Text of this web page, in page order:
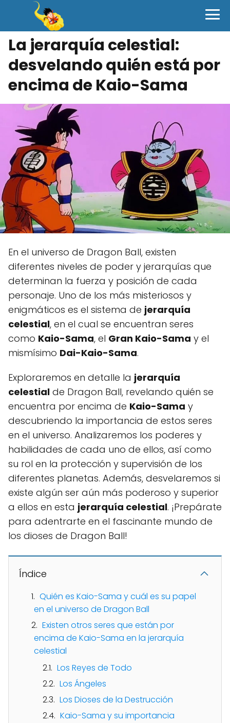
La jerarquía celestial:
desvelando quién está por
encima de Kaio-Sama
En el universo de Dragon Ball, existen
diferentes niveles de poder y jerarquías que
determinan la fuerza y posición de cada
personaje. Uno de los más misteriosos y
enigmáticos es el sistema de jerarquía
celestial, en el cual se encuentran seres
como Kaio-Sama, el Gran Kaio-Sama y el
mismísimo Dai-Kaio-Sama.
Exploraremos en detalle la jerarquía
celestial de Dragon Ball, revelando quién se
encuentra por encima de Kaio-Sama y
descubriendo la importancia de estos seres
en el universo. Analizaremos los poderes y
habilidades de cada uno de ellos, así como
su rol en la protección y supervisión de los
diferentes planetas. Además, desvelaremos si
existe algún ser aún más poderoso y superior
a ellos en esta jerarquía celestial. ¡Prepárate
para adentrarte en el fascinante mundo de
los dioses de Dragon Ball!
Índice
Quién es Kaio-Sama y cuál es su papel
en el universo de Dragon Ball
Existen otros seres que están por
encima de Kaio-Sama en la jerarquía
celestial
Los Reyes de Todo
Los Ángeles
Los Dioses de la Destrucción
Kaio-Sama y su importancia